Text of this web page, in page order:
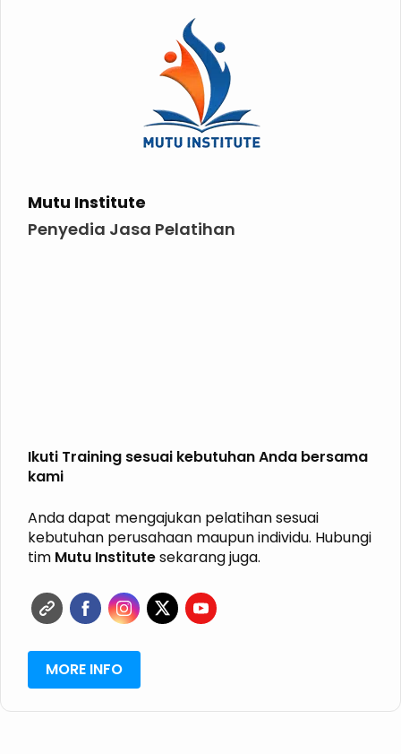
Mutu Institute
Penyedia Jasa Pelatihan
Ikuti Training sesuai kebutuhan Anda bersama
kami
Anda dapat mengajukan pelatihan sesuai
kebutuhan perusahaan maupun individu. Hubungi
tim Mutu Institutesekarang juga.
MORE INFO